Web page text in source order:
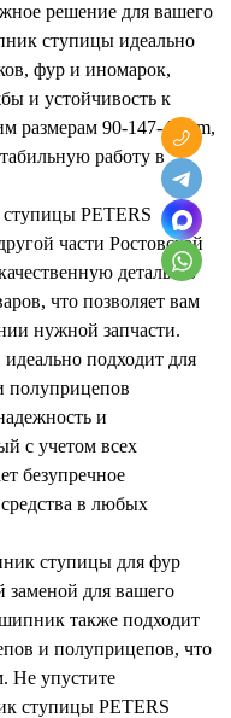
решение для вашего
ступицы идеально
фур и иномарок,
и устойчивость к
размерам 90-147-40mm,
работу в
PETERS
части Ростовской
деталь по
что позволяет вам
нужной запчасти.
подходит для
полуприцепов
и
с учетом всех
безупречное
в любых
ступицы для фур
заменой для вашего
также подходит
и полуприцепов, что
Не упустите
ступицы PETERS